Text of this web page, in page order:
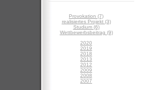
Provokation (7)
realisiertes Projekt (3)
Studium (6)
Wettbewerbsbeitrag (9)
2020
2019
2018
2013
2012
2009
2008
2007